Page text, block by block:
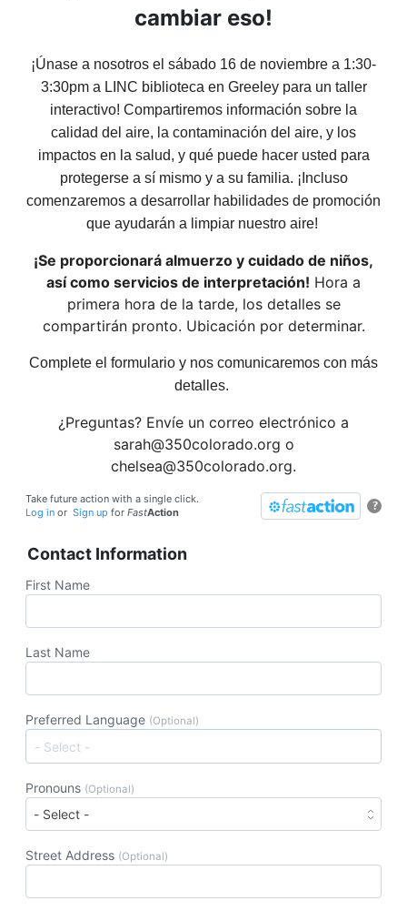
cambiar eso!
¡Únase a nosotros el sábado 16 de noviembre a 1:30-
3:30pm a LINC biblioteca en Greeley para un taller
interactivo! Compartiremos información sobre la
calidad del aire, la contaminación del aire, y los
impactos en la salud, y qué puede hacer usted para
protegerse a sí mismo y a su familia. ¡Incluso
comenzaremos a desarrollar habilidades de promoción
que ayudarán a limpiar nuestro aire!
¡Se proporcionará almuerzo y cuidado de niños,
así como servicios de interpretación! Hora a
primera hora de la tarde, los detalles se
compartirán pronto. Ubicación por determinar.
Complete el formulario y nos comunicaremos con más
detalles.
¿Preguntas? Envíe un correo electrónico a
sarah@350colorado.org o
chelsea@350colorado.org.
?
Take future action with a single click.
Log in or Sign up for FastAction
Contact Information
First Name
Last Name
Preferred Language (Optional)
Pronouns (Optional)
Street Address (Optional)